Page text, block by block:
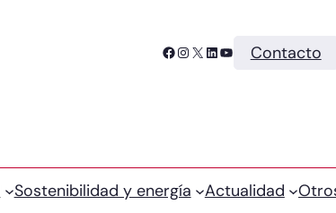
Facebook Instagram X LinkedIn YouTube Contacto
Sostenibilidad y energía Actualidad